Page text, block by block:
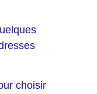
choisir